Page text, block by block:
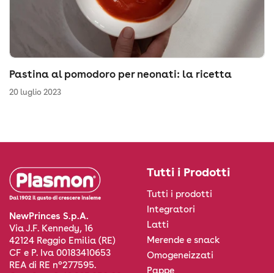
Pastina al pomodoro per neonati: la ricetta
20 luglio 2023
NewPrinces S.p.A.
Via J.F. Kennedy, 16
42124 Reggio Emilia (RE)
CF e P. Iva 00183410653
REA di RE n°277595.
Tutti i Prodotti
Tutti i prodotti
Integratori
Latti
Merende e snack
Omogeneizzati
Pappe